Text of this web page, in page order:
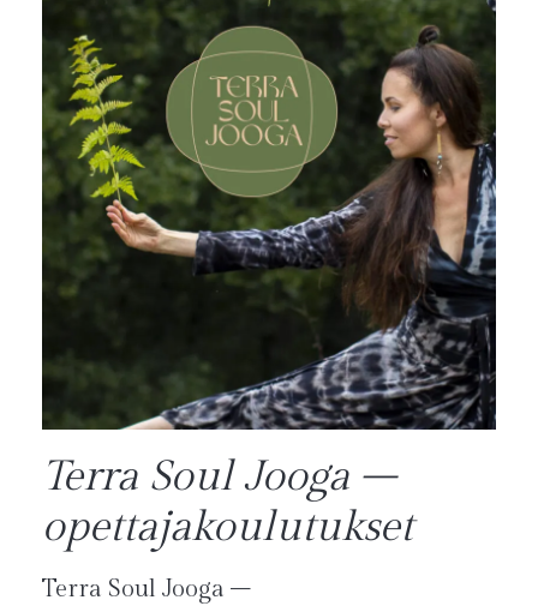
Terra Soul Jooga –
opettajakoulutukset
Terra Soul Jooga –